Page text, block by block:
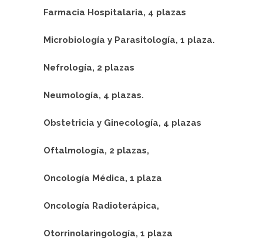
Farmacia Hospitalaria, 4 plazas
Microbiología y Parasitología, 1 plaza.
Nefrología, 2 plazas
Neumología, 4 plazas.
Obstetricia y Ginecología, 4 plazas
Oftalmología, 2 plazas,
Oncología Médica, 1 plaza
Oncología Radioterápica,
Otorrinolaringología, 1 plaza